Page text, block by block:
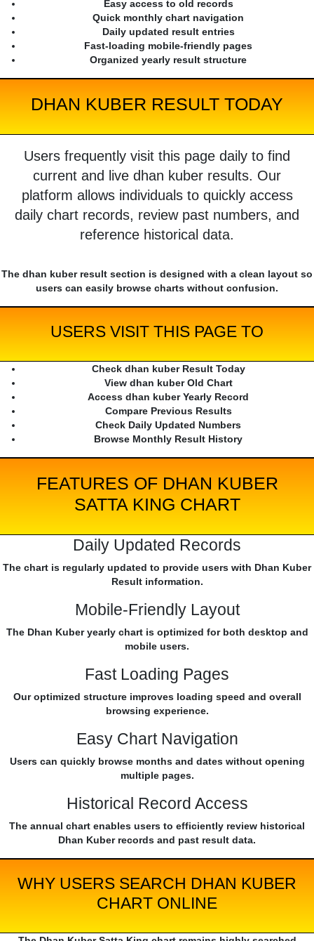
Easy access to old records
Quick monthly chart navigation
Daily updated result entries
Fast-loading mobile-friendly pages
Organized yearly result structure
DHAN KUBER RESULT TODAY
Users frequently visit this page daily to find
current and live dhan kuber results. Our
platform allows individuals to quickly access
daily chart records, review past numbers, and
reference historical data.
The dhan kuber result section is designed with a clean layout so
users can easily browse charts without confusion.
USERS VISIT THIS PAGE TO
Check dhan kuber Result Today
View dhan kuber Old Chart
Access dhan kuber Yearly Record
Compare Previous Results
Check Daily Updated Numbers
Browse Monthly Result History
FEATURES OF DHAN KUBER
SATTA KING CHART
Daily Updated Records
The chart is regularly updated to provide users with Dhan Kuber
Result information.
Mobile-Friendly Layout
The Dhan Kuber yearly chart is optimized for both desktop and
mobile users.
Fast Loading Pages
Our optimized structure improves loading speed and overall
browsing experience.
Easy Chart Navigation
Users can quickly browse months and dates without opening
multiple pages.
Historical Record Access
The annual chart enables users to efficiently review historical
Dhan Kuber records and past result data.
WHY USERS SEARCH DHAN KUBER
CHART ONLINE